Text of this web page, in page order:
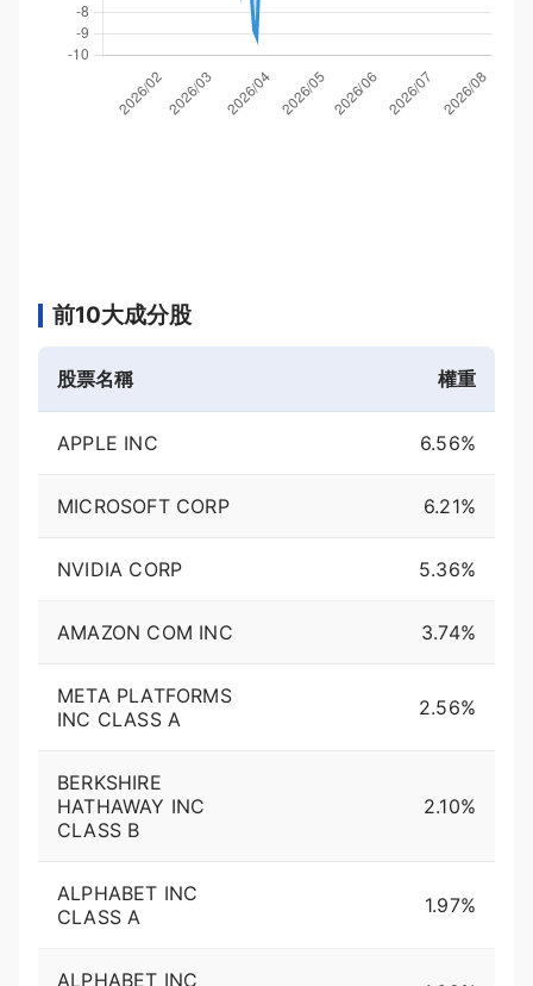
前10大成分股
股票名稱 權重
APPLE INC 6.56%
MICROSOFT CORP 6.21%
NVIDIA CORP 5.36%
AMAZON COM INC 3.74%
META PLATFORMS
INC CLASS A
2.56%
BERKSHIRE
HATHAWAY INC
CLASS B
2.10%
ALPHABET INC
CLASS A
1.97%
ALPHABET INC